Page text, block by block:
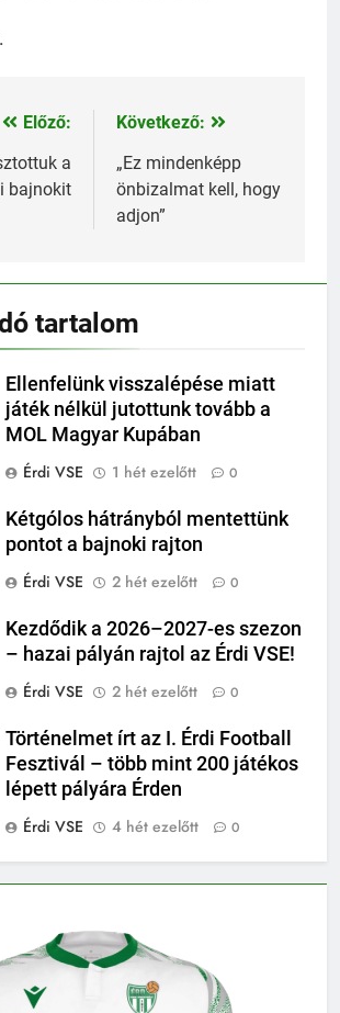
Előző:
a
bajnokit
Következő:
„Ez mindenképp
önbizalmat kell, hogy
adjon”
tartalom
Ellenfelünk visszalépése miatt
játék nélkül jutottunk tovább a
MOL Magyar Kupában
Érdi VSE
1 hét ezelőtt 0
Kétgólos hátrányból mentettünk
pontot a bajnoki rajton
Érdi VSE
2 hét ezelőtt 0
Kezdődik a 2026–2027-es szezon
– hazai pályán rajtol az Érdi VSE!
Érdi VSE
2 hét ezelőtt 0
Történelmet írt az I. Érdi Football
Fesztivál – több mint 200 játékos
lépett pályára Érden
Érdi VSE
4 hét ezelőtt 0